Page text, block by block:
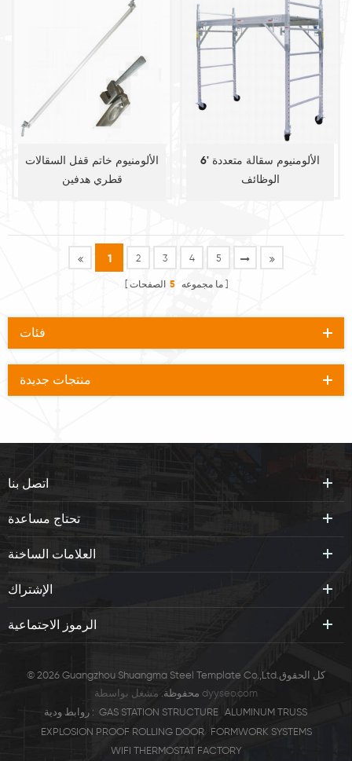
الألومنيوم خاتم قفل السقالات
قطري هدفين
6' الألومنيوم سقالة متعددة
الوظائف
1 2 3 4 5
ما مجموعه 5 الصفحات
فئات
منتجات جديدة
اتصل بنا
تحتاج مساعدة
العلامات الساخنة
الإشتراك
الرموز الاجتماعية
© 2026 Guangzhou Shuangma Steel Template Co.,Ltd.كل الحقوق
محفوظة. dyyseo.com
روابط ودية : GAS STATION STRUCTURE
ALUMINUM TRUSS
EXPLOSION PROOF ROLLING DOOR
FORMWORK SYSTEMS
WIFI THERMOSTAT FACTORY